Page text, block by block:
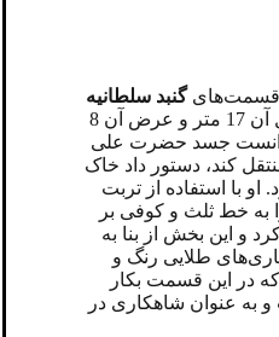
قسمت‌هایگنبد سلطانیه
بوده که ارتفاع آن 16 متر، طول آن 17 متر و عرض آن 8
جسد حضرت علی
کند، دستور داد خاک
او با استفاده از تربت
به خط ثلث و کوفی بر
و این بخش از بنا به
طلایی رنگ و
در این قسمت بکار
به عنوان شاهکاری در